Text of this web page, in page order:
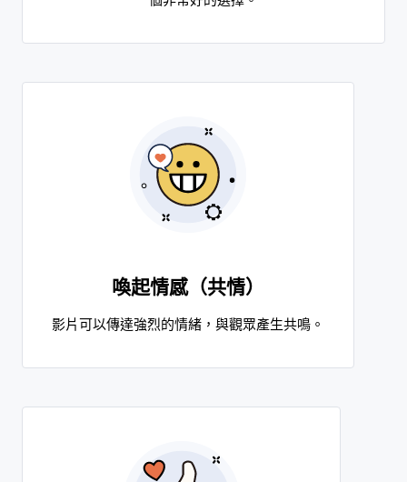
喚起情感（共情）
影片可以傳達強烈的情緒，與觀眾產生共鳴。